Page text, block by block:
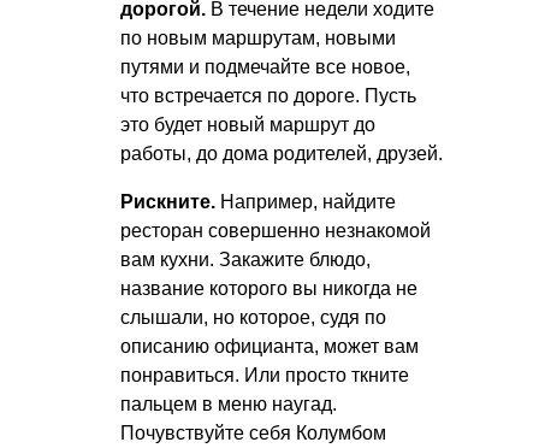
дорогой. В течение недели ходите
по новым маршрутам, новыми
путями и подмечайте все новое,
что встречается по дороге. Пусть
это будет новый маршрут до
работы, до дома родителей, друзей.
Рискните. Например, найдите
ресторан совершенно незнакомой
вам кухни. Закажите блюдо,
название которого вы никогда не
слышали, но которое, судя по
описанию официанта, может вам
понравиться. Или просто ткните
пальцем в меню наугад.
Почувствуйте себя Колумбом